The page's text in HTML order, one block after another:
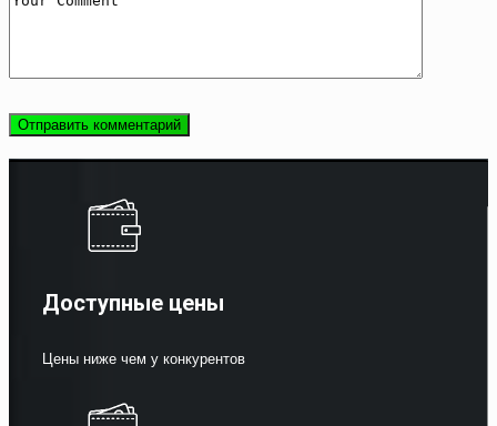
Доступные цены
Цены ниже чем у конкурентов